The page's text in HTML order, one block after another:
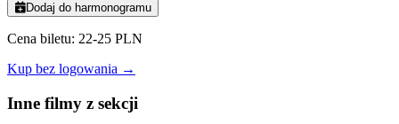
Dodaj do harmonogramu
Cena biletu: 22-25 PLN
Kup bez logowania →
Inne filmy z sekcji